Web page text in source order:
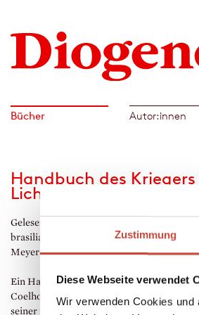
Zustimmung
Diese Webseite verwendet
Wir verwenden Cookies und
Bücher Autor:innen
Handbuch des Kriegers
Lichts
Gelesen von Gert Heidenreich. Aus dem
brasilianischen Portugiesisch von Maralde
Meyer-Minnemann
Ein Handbuch und spiritueller Wegweiser
Coelhos eigenen Reflexionen und
seiner persönlichen Wegbegleiter, die – von